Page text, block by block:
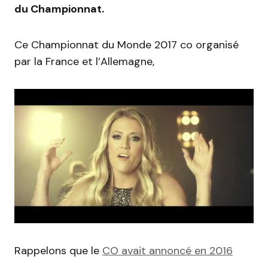
du Championnat.
Ce Championnat du Monde 2017 co organisé
par la France et l’Allemagne,
Rappelons que le CO avait annoncé en 2016